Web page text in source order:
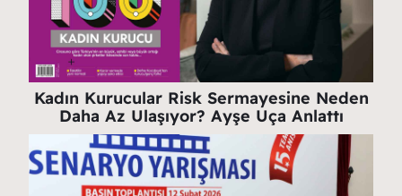
Kadın Kurucular Risk Sermayesine Neden
Daha Az Ulaşıyor? Ayşe Uça Anlattı